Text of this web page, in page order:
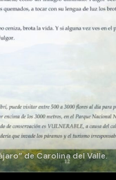
de Carolina del Valle.